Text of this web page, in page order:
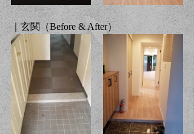
｜玄関（Before & After）